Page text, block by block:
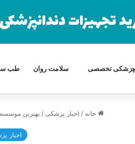
پزشکی تخصصی سلامت روان طب
خانه / اخبار پزشکی / بهترین موسسه
اخبار